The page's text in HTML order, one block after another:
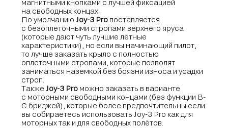
магнитными кнопками с лучшей фиксацией
на свободных концах.
По умолчанию Joy-3 Pro поставляется
с безоплеточными стропами верхнего яруса
(которые дают чуть лучшие лётные
характеристики), но если вы начинающий пилот,
то лучше заказать крыло с полностью
оплеточными стропами, которые позволят
заниматься наземкой без боязни износа и усадки
строп.
Также Joy-3 Pro можно заказать в варианте
с моторными свободными концами (без функции В-
С бриджей), которые более предпочтительны если
вы собираетесь использовать Joy-3 Pro как для
моторных так и для свободных полётов.